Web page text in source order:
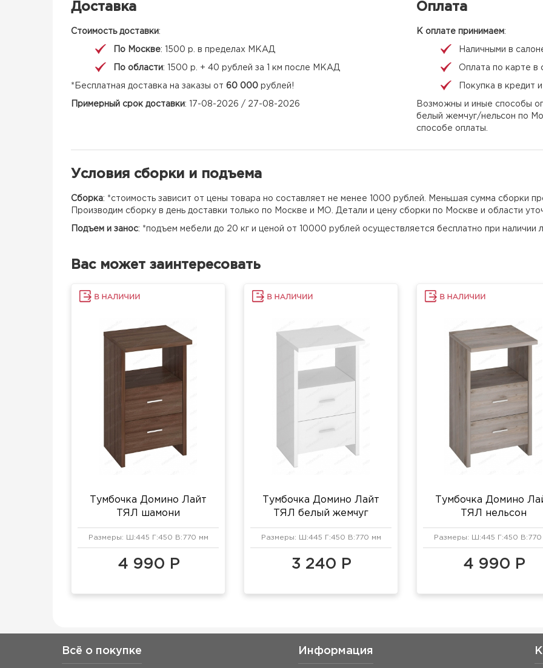
Доставка
Стоимость доставки:
По Москве: 1500 р. в пределах МКАД
По области: 1500 р. + 40 рублей за 1 км после МКАД
*Бесплатная доставка на заказы от 60 000 рублей!
Примерный срок доставки: 17-08-2026 / 27-08-2026
Оплата
К оплате принимаем:
Наличными в
Оплата по карте в
Покупка в кредит
Возможны и иные способы
белый жемчуг/нельсон по
способе оплаты.
Условия сборки и подъема
Сборка: *стоимость зависит от цены товара но составляет не менее 1000 рублей. Меньшая сумма сборки
Производим сборку в день доставки только по Москве и МО. Детали и цену сборки по Москве и области
Подъем и занос: *подъем мебели до 20 кг и ценой от 10000 рублей осуществляется бесплатно при наличии
Вас может заинтересовать
Тумбочка Домино Лайт
ТЯЛ шамони
Размеры: Ш:445 Г:450 В:770 мм
4 990 Р
Тумбочка Домино Лайт
ТЯЛ белый жемчуг
Размеры: Ш:445 Г:450 В:770 мм
3 240 Р
Тумбочка Домино
ТЯЛ нельсон
Размеры: Ш:445 Г:450 В:770
4 990 Р
Всё о покупке Информация